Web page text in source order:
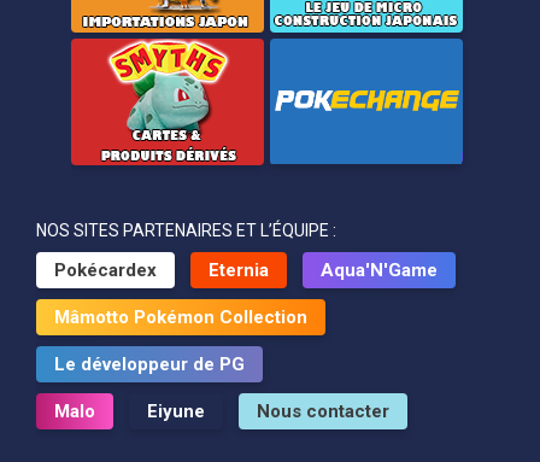
NOS SITES PARTENAIRES ET L’ÉQUIPE :
Pokécardex Eternia Aqua'N'Game
Mâmotto Pokémon Collection
Le développeur de PG
Malo Eiyune Nous contacter